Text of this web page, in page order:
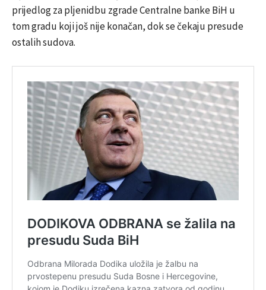
prijedlog za pljenidbu zgrade Centralne banke BiH u
tom gradu koji još nije konačan, dok se čekaju presude
ostalih sudova.